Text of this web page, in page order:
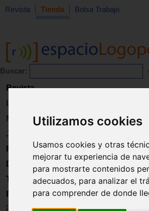
Utilizamos cookies
Usamos cookies y otras
mejorar tu experiencia de
para mostrarte contenidos
adecuados, para analizar el
para comprender de donde
Revista Tienda Bolsa Trabajo
Buscar:
Revista
Libros
Material
Juguetes
Formación
Directorio
Trabajo
Registro